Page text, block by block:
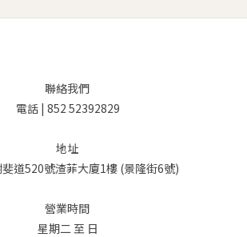
聯絡我們
電話 | 852 52392829
地址
道520號渣菲大廈1樓 (景隆街6號)
營業時間
星期二 至 日